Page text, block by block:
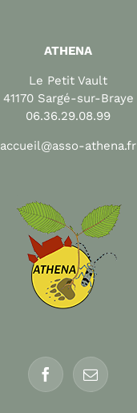
ATHENA
Le Petit Vault
41170 Sargé-sur-Braye
06.36.29.08.99
accueil@asso-athena.fr